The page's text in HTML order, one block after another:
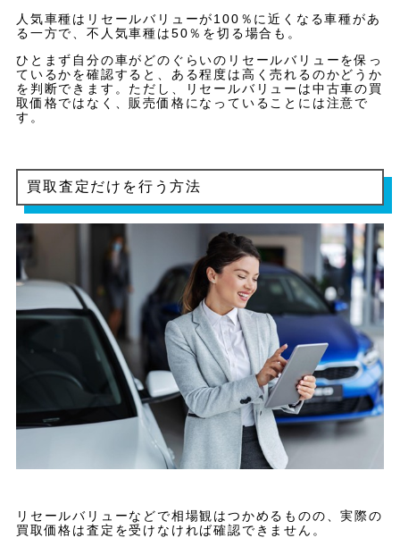
人気車種はリセールバリューが100％に近くなる車種があ
る一方で、不人気車種は50％を切る場合も。
ひとまず自分の車がどのぐらいのリセールバリューを保っ
ているかを確認すると、ある程度は高く売れるのかどうか
を判断できます。ただし、リセールバリューは中古車の買
取価格ではなく、販売価格になっていることには注意で
す。
買取査定だけを行う方法
リセールバリューなどで相場観はつかめるものの、実際の
買取価格は査定を受けなければ確認できません。